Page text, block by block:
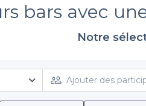
bars avec
Notre
Ajouter des